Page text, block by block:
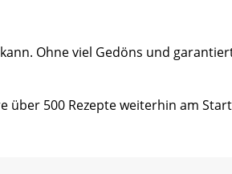
Ohne viel Gedöns und
über 500 Rezepte weiterhin am